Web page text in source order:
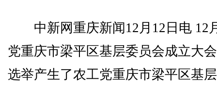
中新网重庆新闻12月12日电 12
党重庆市梁平区基层委员会成立大
选举产生了农工党重庆市梁平区基